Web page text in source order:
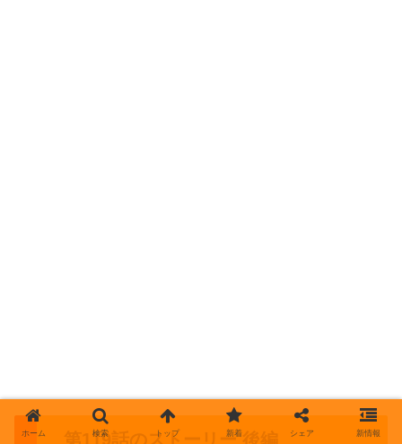
第119話のストーリー 後編
ホーム 検索 トップ 新着 シェア 新情報